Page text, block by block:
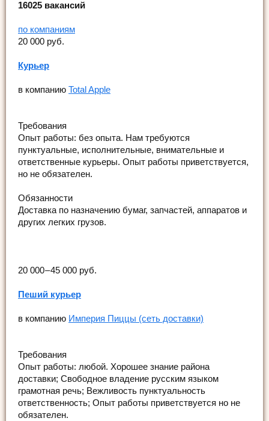
16025 вакансий
по компаниям
20 000 руб.
Курьер
в компанию Total Apple
Требования
Опыт работы: без опыта. Нам требуются
пунктуальные, исполнительные, внимательные и
ответственные курьеры. Опыт работы приветствуется,
но не обязателен.
Обязанности
Доставка по назначению бумаг, запчастей, аппаратов и
других легких грузов.
20 000 – 45 000 руб.
Пеший курьер
в компанию Империя Пиццы (сеть доставки)
Требования
Опыт работы: любой. Хорошее знание района
доставки; Свободное владение русским языком
грамотная речь; Вежливость пунктуальность
ответственность; Опыт работы приветствуется но не
обязателен.